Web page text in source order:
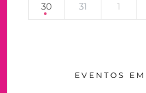
30 31 1
EVENTOS EM